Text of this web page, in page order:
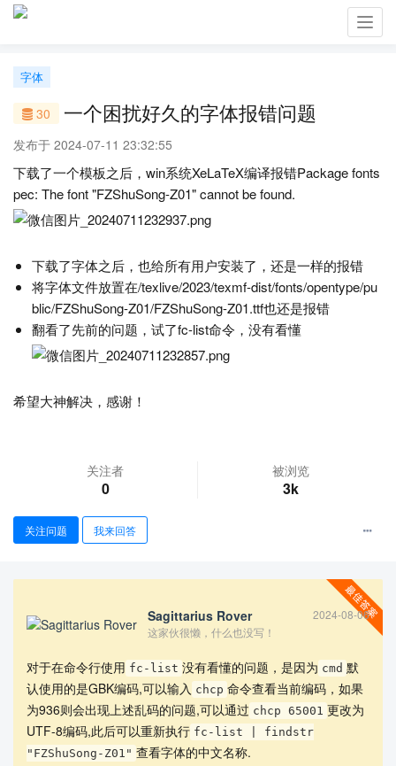
字体
30 一个困扰好久的字体报错问题
发布于 2024-07-11 23:32:55
下载了一个模板之后，win系统XeLaTeX编译报错Package fonts
pec: The font "FZShuSong-Z01" cannot be found.
下载了字体之后，也给所有用户安装了，还是一样的报错
将字体文件放置在/texlive/2023/texmf-dist/fonts/opentype/pu
blic/FZShuSong-Z01/FZShuSong-Z01.ttf也还是报错
翻看了先前的问题，试了fc-list命令，没有看懂
希望大神解决，感谢！
关注者
0
被浏览
3k
关注问题 我来回答
Sagittarius Rover
2024-08-06
这家伙很懒，什么也没写！
对于在命令行使用 fc-list 没有看懂的问题，是因为 cmd 默
认使用的是GBK编码,可以输入 chcp 命令查看当前编码，如果
为936则会出现上述乱码的问题,可以通过 chcp 65001 更改为
UTF-8编码,此后可以重新执行 fc-list | findstr
"FZShuSong-Z01" 查看字体的中文名称.